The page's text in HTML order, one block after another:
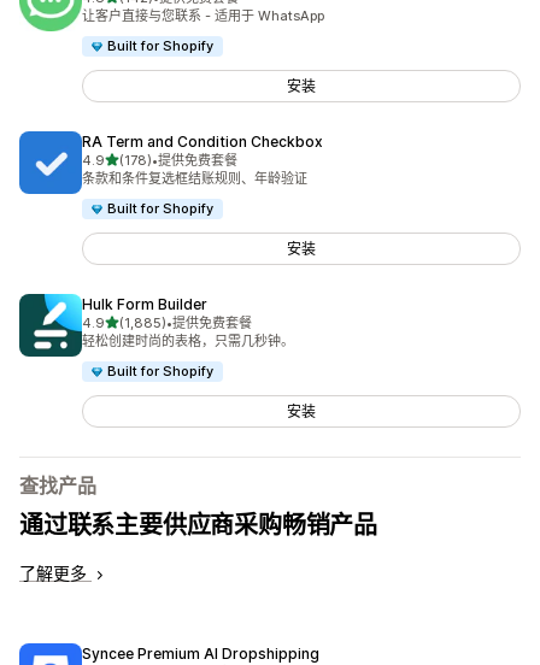
总共 142 条评论
让客户直接与您联系 - 适用于 WhatsApp
Built for Shopify
安装
RA Term and Condition Checkbox
4.9星（满分 5 星）
(178)
总共 178 条评论
•提供免费套餐
条款和条件复选框结账规则、年龄验证
Built for Shopify
安装
Hulk Form Builder
4.9星（满分 5 星）
(1,885)
总共 1885 条评论
•提供免费套餐
轻松创建时尚的表格，只需几秒钟。
Built for Shopify
安装
查找产品
通过联系主要供应商采购畅销产品
了解更多
Syncee Premium AI Dropshipping